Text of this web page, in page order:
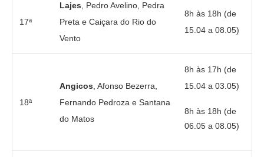
17ª
Lajes, Pedro Avelino, Pedra
Preta e Caiçara do Rio do
Vento
8h às 18h (de
15.04 a 08.05)
18ª
Angicos, Afonso Bezerra,
Fernando Pedroza e Santana
do Matos
8h às 17h (de
15.04 a 03.05)
8h às 18h (de
06.05 a 08.05)